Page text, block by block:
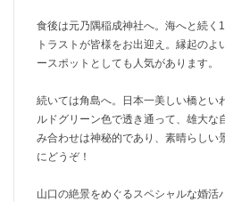
食後は元乃隅稲成神社へ。海へと続く
トラストが皆様をお出迎え。縁起のよ
ースポットとしても人気があります。
続いては角島へ。日本一美しい橋とい
ルドグリーン色で透き通って、雄大な
み合わせは神秘的であり、素晴らしい
にどうぞ！
山口の絶景をめぐるスペシャルな婚活